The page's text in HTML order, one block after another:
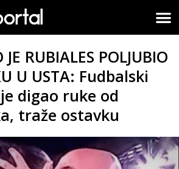
RUBIALES POLJUBIO
U USTA: Fudbalski
digao ruke od
traže ostavku